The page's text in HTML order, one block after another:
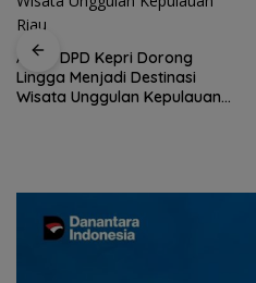
ASPPI DPD Kepri Dorong
Lingga Menjadi Destinasi
Wisata Unggulan Kepulauan